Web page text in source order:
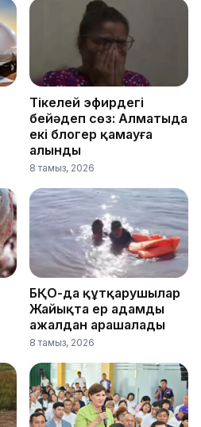
Тікелей эфирдегі
бейәдеп сөз: Алматыда
екі блогер қамауға
алынды
8 тамыз, 2026
БҚО-да құтқарушылар
Жайықта ер адамды
ажалдан арашалады
8 тамыз, 2026